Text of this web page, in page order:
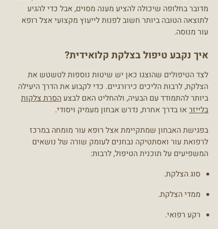
מדובר בחלופה שיכולה להציע מענה מסוים, אבל כדי להגיע
לתוצאה הטובה ביותר חשוב לפנות לייעוץ מקצועי אצל רופא
עור מנוסה.
איך נקבע טיפול בצלקת קלואידית?
לצד הטיפולים שהוצגו כאן יש שיטות נוספות לטשטש את
הצלקת, לרבות הליכים כירורגיים. כדי לקבוע את הדרך היעילה
ביותר להתמודד עם הבעיה, ולהחליט האם לבצעהסרת צלקות
בלייזראו בדרך אחרת, נדרש אבחון מעמיק ויסודי.
בפגישת האבחון שמתקיימת אצל רופא עור מומחה במרכז
לרפואת עור ואסתטיקה נבחנים לעומק שורה של נושאים
המשפיעים על תוכנית הטיפול, לרבות:
סוג הצלקת.
ממדי הצלקת.
רקע רפואי.